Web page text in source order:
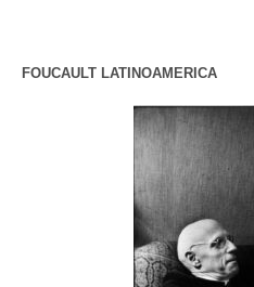
FOUCAULT LATINOAMERICA